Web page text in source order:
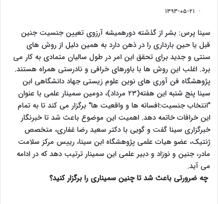
۱۳۹۳-۰۵-۲۱
سینا پرس: بشر از گذشته دورهمیشه آرزوی تعیین جنسیت جنین
قبل یا حین بارداری را در ذهن دارد به همین دلیل از روش های
سنتی و جدید برای تحقق این امر در طول سالیان متمادی به کار می
برد. اغلب این روش ها با باورهای خرافی و نادرستی همراه هستند.
پژوهشگاه فن آوری های نوین علوم زیستی جهاد دانشگاهی ابن
سینا پنج شنبه این هفته(۲۳ مرداد)، دومین سمینار علمی با عنوان
"انتخاب جنسیت:افسانه ها و واقعیت ها" برگزار می کند تا به تمام
این خرافات خاتمه دهد. اهمیت این موضوع باعث شد تا خبرنگار
خبرگزاری سینا گفت و گویی با دکتر سعید رضا غفاری، متخصص
ژنتیک، عضو هیات علمی پژوهشگاه ابن سینا، رییس مرکز سلامت
مادر، جنین و نوزاد و دبیر علمی این سمینار ترتیب دهد که در ادامه
می آید.
چه ضرورتی باعث شد تا چنین سمیناری را برگزار کنید؟